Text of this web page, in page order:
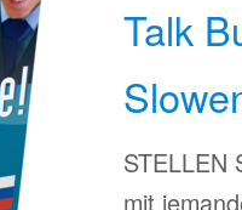
Talk
STELLEN
mit